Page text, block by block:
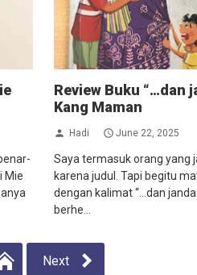
Mie
Review Buku “…dan
Kang Maman
Hadi June 22, 2025
Saya termasuk orang yang
karena judul. Tapi begitu
dengan kalimat “...dan
berhe...
Next